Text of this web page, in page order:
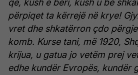
që, kush e bëri, kush u bë
përpiqet ta kërrejë në krye!
vret dhe shkatërron çdo
komb. Kurse tani, më 1920,
krijua, u gatua jo vetëm prej
edhe kundër Evropës, kundër